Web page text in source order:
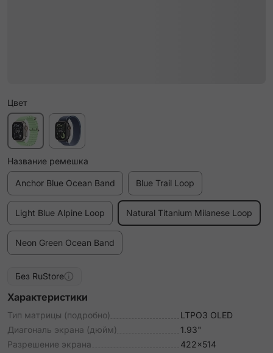
Цвет
Название ремешка
Anchor Blue Ocean Band Blue Trail Loop
Light Blue Alpine Loop Natural Titanium Milanese Loop
Neon Green Ocean Band
Без RuStore
Характеристики
Тип матрицы (подробно)
LTPO3 OLED
Диагональ экрана (дюйм)
1.93"
Разрешение экрана
422x514